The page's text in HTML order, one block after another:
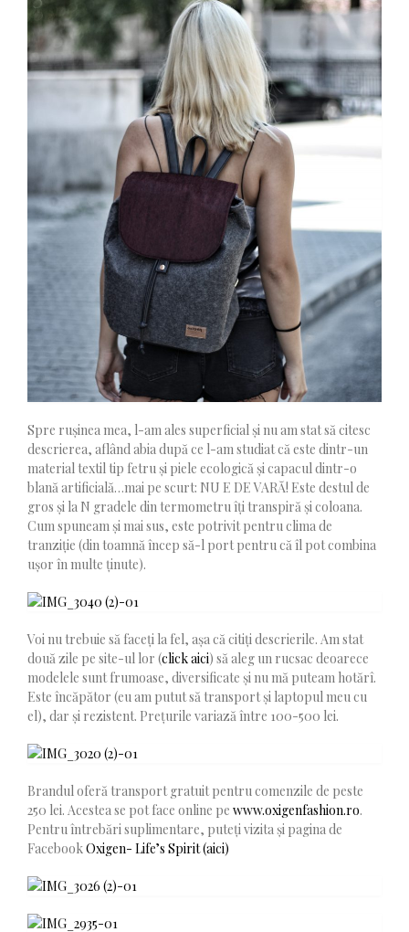
Spre rușinea mea, l-am ales superficial și nu am stat să citesc
descrierea, aflând abia după ce l-am studiat că este dintr-un
material textil tip fetru și piele ecologică și capacul dintr-o
blană artificială…mai pe scurt: NU E DE VARĂ! Este destul de
gros și la N gradele din termometru îți transpiră și coloana.
Cum spuneam și mai sus, este potrivit pentru clima de
tranziție (din toamnă încep să-l port pentru că îl pot combina
ușor în multe ținute).
Voi nu trebuie să faceți la fel, așa că citiți descrierile. Am stat
două zile pe site-ul lor (click aici) să aleg un rucsac deoarece
modelele sunt frumoase, diversificate și nu mă puteam hotărî.
Este încăpător (eu am putut să transport și laptopul meu cu
el), dar și rezistent. Prețurile variază între 100-500 lei.
Brandul oferă transport gratuit pentru comenzile de peste
250 lei. Acestea se pot face online pe www.oxigenfashion.ro.
Pentru întrebări suplimentare, puteți vizita și pagina de
FacebookOxigen- Life’s Spirit (aici)